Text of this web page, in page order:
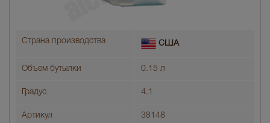
Страна производства США
Объем бутылки 0.15 л
Градус 4.1
Артикул 38148